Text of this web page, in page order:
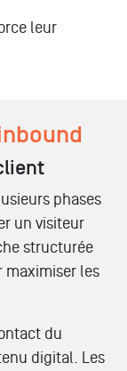
leur
phases
un visiteur
structurée
maximiser les
du
digital. Les